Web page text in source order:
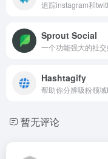
Sprout Social
Hashtagify
暂无评论